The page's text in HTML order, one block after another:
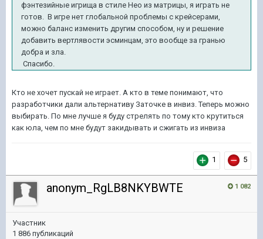
фэнтезийные игрища в стиле Нео из матрицы, я играть не
готов. В игре нет глобальной проблемы с крейсерами,
можно баланс изменить другим способом, ну и решение
добавить вертлявости эсминцам, это вообще за гранью
добра и зла.
Спасибо.
Кто не хочет пускай не играет. А кто в теме понимают, что
разработчики дали альтернативу Заточке в инвиз. Теперь можно
выбирать. По мне лучше я буду стрелять по тому кто крутиться
как юла, чем по мне будут закидывать и сжигать из инвиза
1 5
1 082
anonym_RgLB8NKYBWTE
Участник
1 886 публикаций